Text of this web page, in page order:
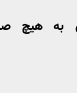
به هیچ‌